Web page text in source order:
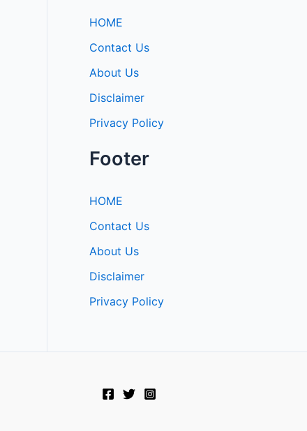
HOME
Contact Us
About Us
Disclaimer
Privacy Policy
Footer
HOME
Contact Us
About Us
Disclaimer
Privacy Policy